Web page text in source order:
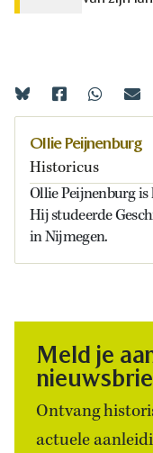
Ollie Peijnenburg
Historicus
Ollie Peijnenburg
Hij studeerde
in Nijmegen.
Meld je
Ontvang
actuele